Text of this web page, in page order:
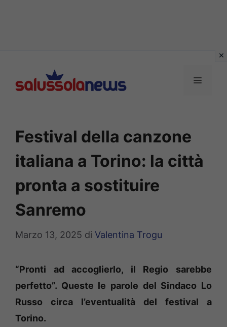
contenuto
MENU
Festival della canzone
italiana a Torino: la città
pronta a sostituire
Sanremo
Marzo 13, 2025 di Valentina Trogu
“Pronti ad accoglierlo, il Regio sarebbe
perfetto”. Queste le parole del Sindaco Lo
Russo circa l’eventualità del festival a
Torino.